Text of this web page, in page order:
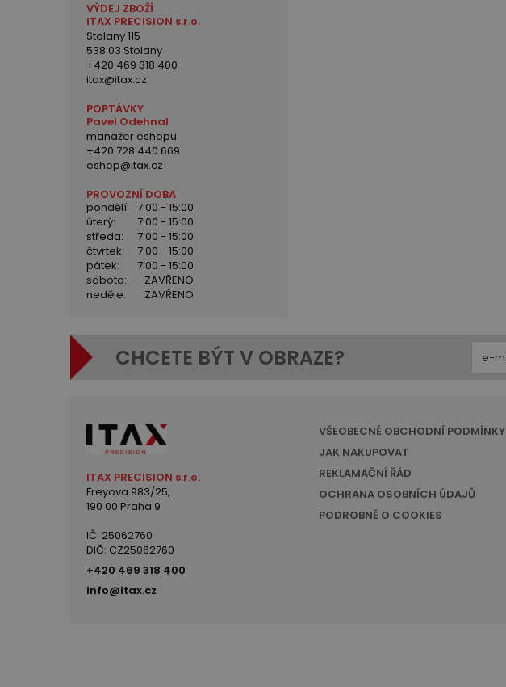
VÝDEJ ZBOŽÍ
ITAX PRECISION s.r.o.
Stolany 115
538 03 Stolany
+420 469 318 400
itax@itax.cz
POPTÁVKY
Pavel Odehnal
manažer eshopu
+420 728 440 669
eshop@itax.cz
PROVOZNÍ DOBA
pondělí:
7:00 - 15:00
úterý:
7:00 - 15:00
středa:
7:00 - 15:00
čtvrtek:
7:00 - 15:00
pátek:
7:00 - 15:00
sobota:
ZAVŘENO
neděle:
ZAVŘENO
CHCETE BÝT V OBRAZE?
ITAX PRECISION s.r.o.
Freyova 983/25,
190 00 Praha 9
IČ: 25062760
DIČ: CZ25062760
+420 469 318 400
info@itax.cz
VŠEOBECNÉ OBCHODNÍ PODMÍNKY
JAK NAKUPOVAT
REKLAMAČNÍ ŘÁD
OCHRANA OSOBNÍCH ÚDAJŮ
PODROBNĚ O COOKIES